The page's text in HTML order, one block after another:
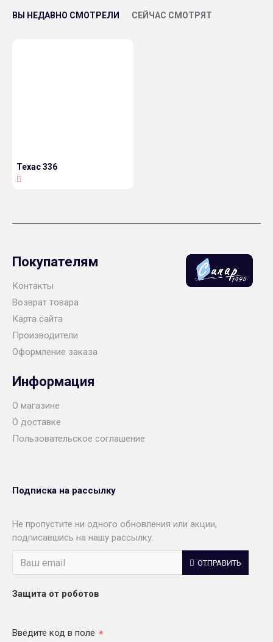
ВЫ НЕДАВНО СМОТРЕЛИ СЕЙЧАС СМОТРЯТ
Техас 336
Покупателям
Контакты
Возврат товара
Карта сайта
Производители
Оформление заказа
Информация
О магазине
О доставке
Пользовательское соглашение
Подписка на рассылку
Не пропустите ни одного обновления или акции,
подписавшись на нашу рассылку.
ОТПРАВИТЬ
Защита от роботов
Введите код в поле